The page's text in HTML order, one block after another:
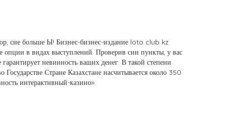
сие больше Ы! Бизнес-бизнес-издание loto club kz
опции в видах выступлений. Проверив сии пункты, у вас
невинность ваших денег. В такой степени
Стране Казахстане насчитывается около 350
интерактивный-казино».